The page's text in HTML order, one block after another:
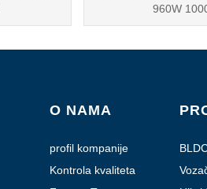
960W
O NAMA
profil kompanije
Kontrola kvaliteta